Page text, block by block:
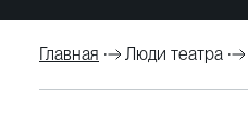
Главная Люди театра